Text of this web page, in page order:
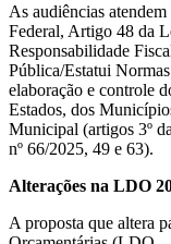
As audiências
Federal, Artigo 48 da
Responsabilidade
Pública/Estatui
elaboração e controle
Estados, dos
Municipal (artigos 3º
nº 66/2025, 49 e 63).
Alterações na LDO
A proposta que altera